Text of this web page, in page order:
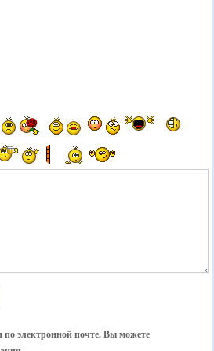
электронной почте. Вы можете